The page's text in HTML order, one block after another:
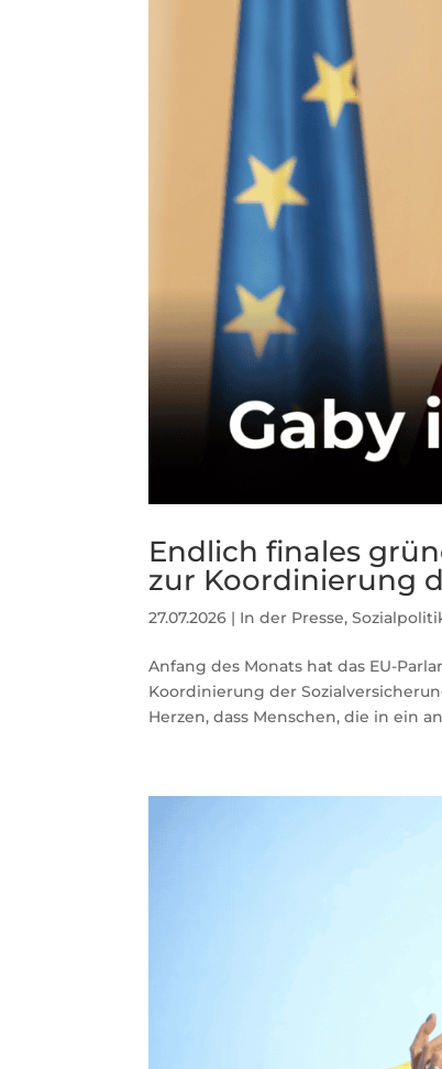
Endlich finales
zur Koordinierung
27.07.2026| In der Presse,
Anfang des Monats hat das EU-
Koordinierung der
Herzen, dass Menschen, die in ein